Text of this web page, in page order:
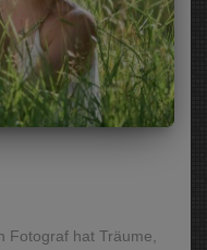
Fotograf hat Träume,